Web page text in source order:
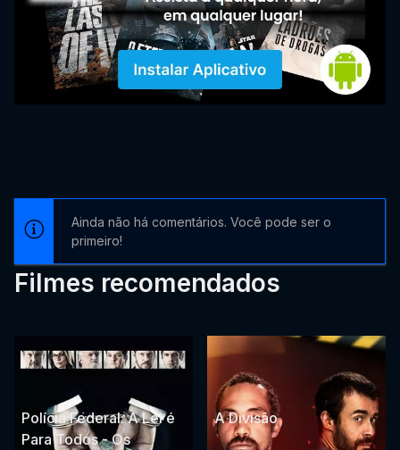
Ainda não há comentários. Você pode ser o
primeiro!
Filmes recomendados
Polícia Federal: A Lei é
Para Todos - Os
A Divisão